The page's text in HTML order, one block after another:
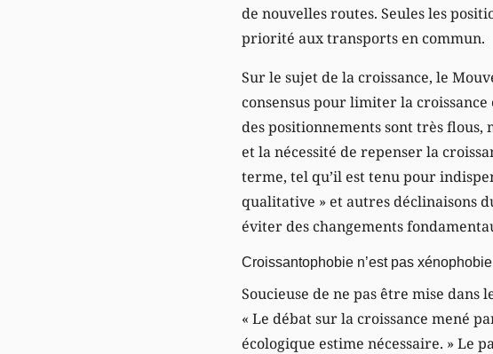
de nouvelles routes. Seules les
priorité aux transports en commun.
Sur le sujet de la croissance, le
consensus pour limiter la
des positionnements sont très flous,
et la nécessité de repenser la
terme, tel qu’il est tenu pour
qualitative » et autres déclinaisons
éviter des changements
Croissantophobie n’est pas xénophobie
Soucieuse de ne pas être mise dans
« Le débat sur la croissance mené
écologique estime nécessaire. » Le